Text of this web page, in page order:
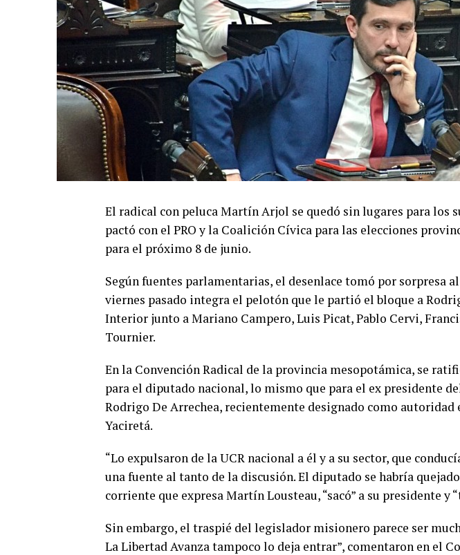
El radical con peluca Martín Arjol se quedó sin lugares para los
pactó con el PRO y la Coalición Cívica para las elecciones
para el próximo 8 de junio.
Según fuentes parlamentarias, el desenlace tomó por sorpresa
viernes pasado integra el pelotón que le partió el bloque a
Interior junto a Mariano Campero, Luis Picat, Pablo Cervi,
Tournier.
En la Convención Radical de la provincia mesopotámica, se
para el diputado nacional, lo mismo que para el ex presidente
Rodrigo De Arrechea, recientemente designado como autoridad
Yaciretá.
“Lo expulsaron de la UCR nacional a él y a su sector, que
una fuente al tanto de la discusión. El diputado se habría
corriente que expresa Martín Lousteau, “sacó” a su presidente y
Sin embargo, el traspié del legislador misionero parece ser
La Libertad Avanza tampoco lo deja entrar”, comentaron en el